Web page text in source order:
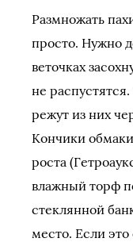
Размножать
просто. Нужно
веточках
не
режут из них
Кончики
роста
влажный торф
стеклянной
место. Если